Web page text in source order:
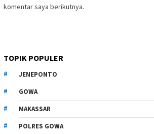
komentar saya berikutnya.
TOPIK POPULER
JENEPONTO
GOWA
MAKASSAR
POLRES GOWA